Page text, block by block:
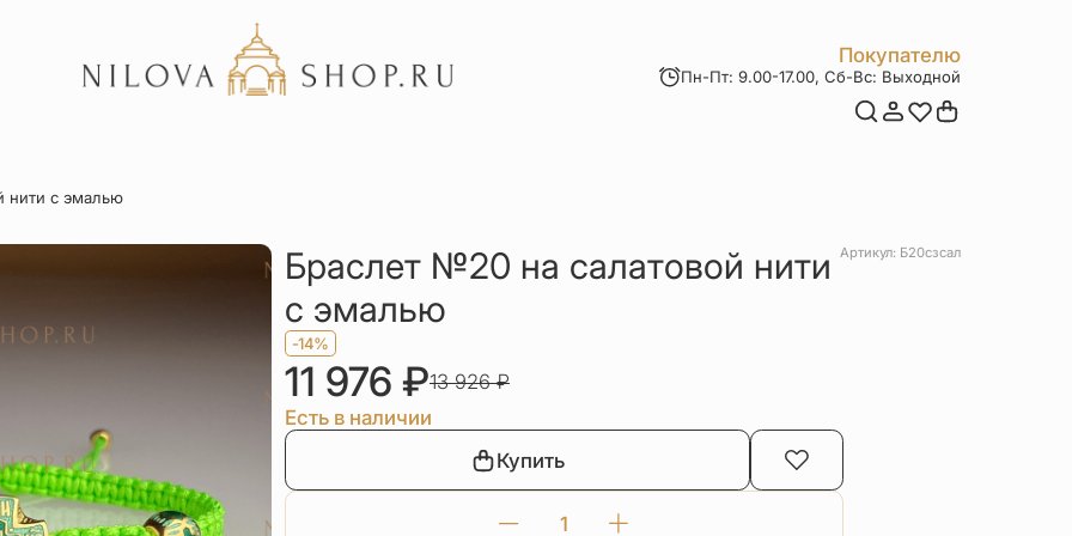
Покупателю
Акции
Пн-Пт: 9.00-17.00, Сб-Вс: Выходной
Акции
Статьи
нити с эмалью
Браслет №20 на салатовой нити
с эмалью
Артикул: Б20сзсал
-14%
11 976 ₽13 926₽
Есть в наличии
Купить